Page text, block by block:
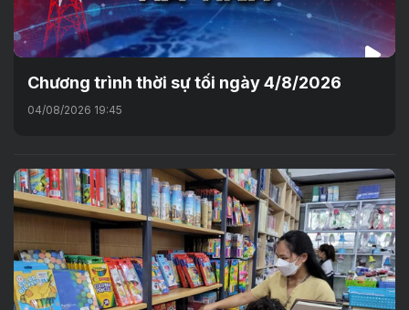
Chương trình thời sự tối ngày 4/8/2026
04/08/2026 19:45